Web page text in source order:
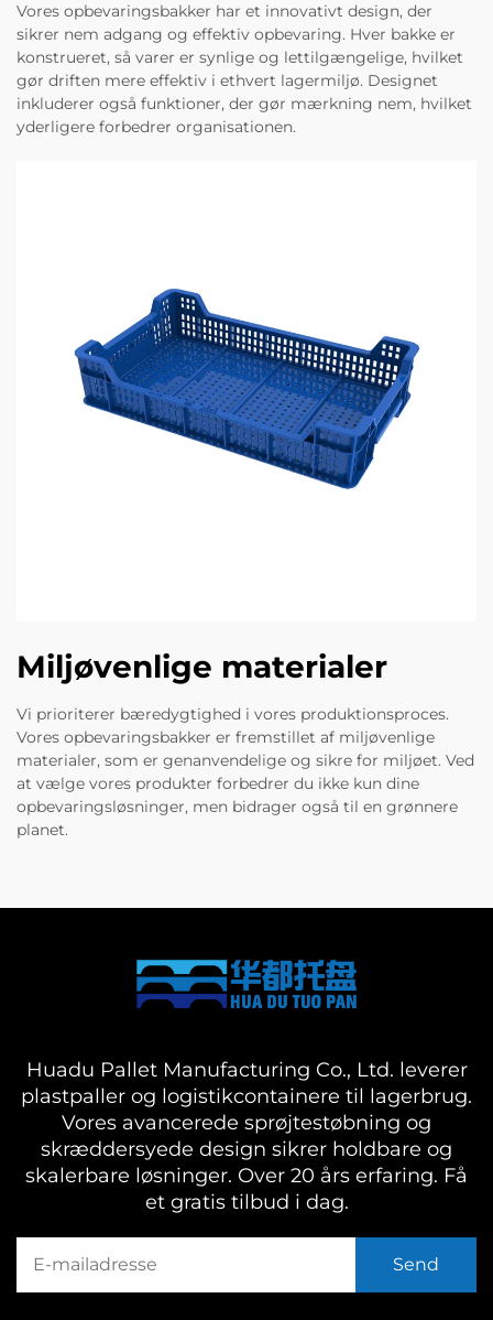
Vores opbevaringsbakker har et innovativt design, der
sikrer nem adgang og effektiv opbevaring. Hver bakke er
konstrueret, så varer er synlige og lettilgængelige, hvilket
gør driften mere effektiv i ethvert lagermiljø. Designet
inkluderer også funktioner, der gør mærkning nem, hvilket
yderligere forbedrer organisationen.
Miljøvenlige materialer
Vi prioriterer bæredygtighed i vores produktionsproces.
Vores opbevaringsbakker er fremstillet af miljøvenlige
materialer, som er genanvendelige og sikre for miljøet. Ved
at vælge vores produkter forbedrer du ikke kun dine
opbevaringsløsninger, men bidrager også til en grønnere
planet.
Huadu Pallet Manufacturing Co., Ltd. leverer
plastpaller og logistikcontainere til lagerbrug.
Vores avancerede sprøjtestøbning og
skræddersyede design sikrer holdbare og
skalerbare løsninger. Over 20 års erfaring. Få
et gratis tilbud i dag.